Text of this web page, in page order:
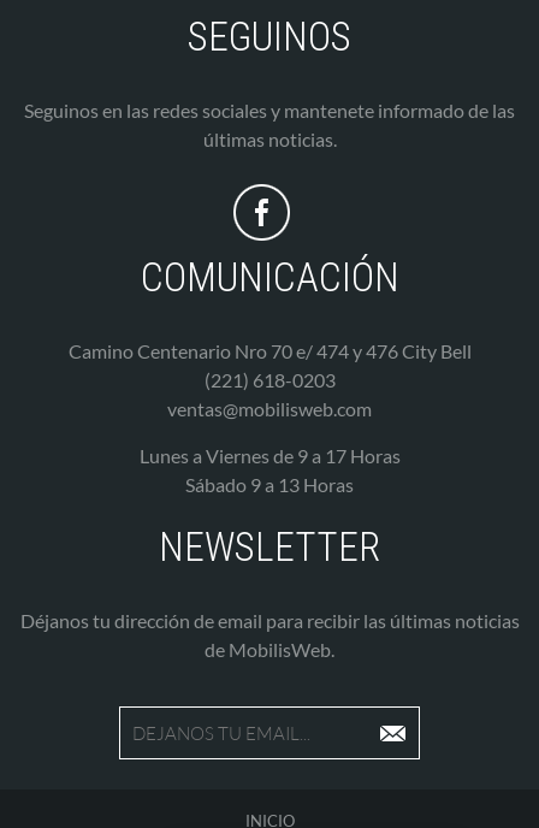
SEGUINOS
Seguinos en las redes sociales y mantenete informado de las
últimas noticias.
COMUNICACIÓN
Camino Centenario Nro 70 e/ 474 y 476 City Bell
(221) 618-0203
ventas@mobilisweb.com
Lunes a Viernes de 9 a 17 Horas
Sábado 9 a 13 Horas
NEWSLETTER
Déjanos tu dirección de email para recibir las últimas noticias
de MobilisWeb.
INICIO